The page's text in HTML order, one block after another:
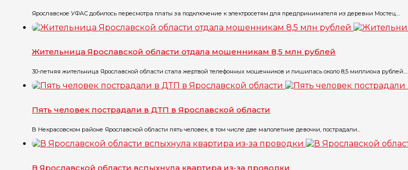
Ярославское УФАС добилось пересмотра платы за подключение к электросетям для предпринимателя из деревни Мостец....
Жительница Ярославской области отдала мошенникам 8,5 млн рублей
30-летняя жительница Ярославской области стала жертвой телефонных мошенников и лишилась около 8,5 миллиона рублей....
Пять человек пострадали в ДТП в Ярославской области
В Некрасовском районе Ярославской области пять человек, в том числе две малолетние девочки, пострадали...
В Ярославской области вспыхнула квартира из-за проводки